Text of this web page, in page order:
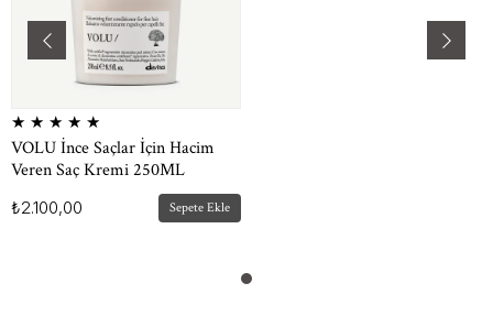
★ ★ ★ ★ ★
VOLU İnce Saçlar İçin Hacim
Veren Saç Kremi 250ML
₺2.100,00 Sepete Ekle